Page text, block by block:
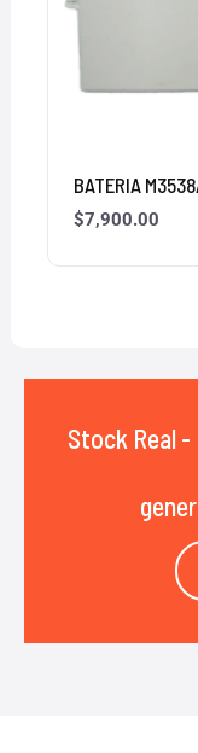
BATERIA
$7,900.00
Stock Real -